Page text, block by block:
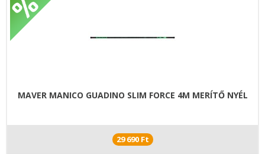
MAVER MANICO GUADINO SLIM FORCE 4M MERÍTŐ NYÉL
29 690 Ft